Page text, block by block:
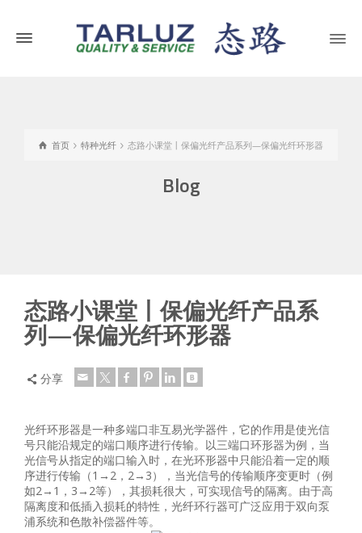
首页 特种光纤 态路小课堂丨保偏光纤产品系列—保偏光纤环形器
Blog
态路小课堂丨保偏光纤产品系
列—保偏光纤环形器
分享
光纤环形器是一种多端口非互易光学器件，它的作用是使光信
号只能沿规定的端口顺序进行传输。以三端口环形器为例，当
光信号从指定的端口输入时，在光环形器中只能沿着一定的顺
序进行传输（1→2，2→3），当光信号的传输顺序变更时（例
如2→1，3→2等），其损耗很大，可实现信号的隔离。由于高
隔离度和低插入损耗的特性，光纤环行器可广泛应用于双向泵
浦系统和色散补偿器件等。